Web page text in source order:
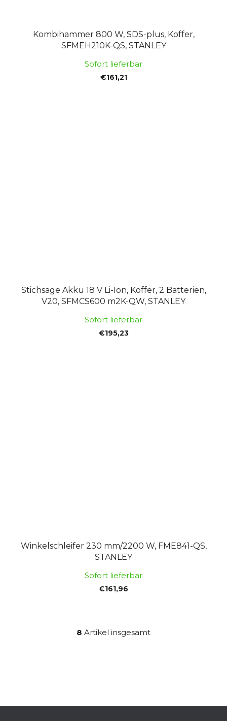
Kombihammer 800 W, SDS-plus, Koffer,
SFMEH210K-QS, STANLEY
Sofort lieferbar
€161,21
Stichsäge Akku 18 V Li-Ion, Koffer, 2 Batterien,
V20, SFMCS600 m2K-QW, STANLEY
Sofort lieferbar
€195,23
Winkelschleifer 230 mm/2200 W, FME841-QS,
STANLEY
Sofort lieferbar
€161,96
S
e
8 Artikel insgesamt